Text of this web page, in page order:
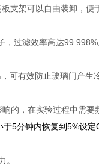
支架可以自由装卸，便
过滤效率高达99.998%
有效防止玻璃门产生
的，在实验过程中需要
5分钟内恢复到5%设
。